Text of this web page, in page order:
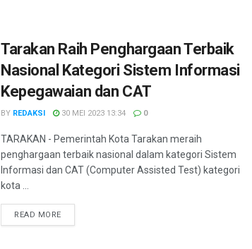
Tarakan Raih Penghargaan Terbaik
Nasional Kategori Sistem Informasi
Kepegawaian dan CAT
BY REDAKSI 30 MEI 2023 13:34 0
TARAKAN - Pemerintah Kota Tarakan meraih
penghargaan terbaik nasional dalam kategori Sistem
Informasi dan CAT (Computer Assisted Test) kategori
kota ...
READ MOREDETAILS